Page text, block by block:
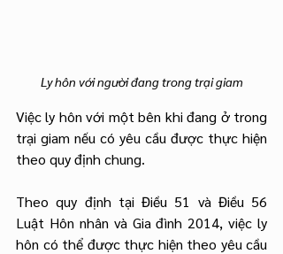
Ly hôn với người đang trong trại giam
Việc ly hôn với một bên khi đang ở trong
trại giam nếu có yêu cầu được thực hiện
theo quy định chung.
Theo quy định tại Điều 51 và Điều 56
Luật Hôn nhân và Gia đình 2014, việc ly
hôn có thể được thực hiện theo yêu cầu